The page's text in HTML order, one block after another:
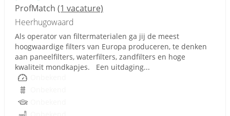
ProfMatch (1 vacature)
Heerhugowaard
Als operator van filtermaterialen ga jij de meest
hoogwaardige filters van Europa produceren, te denken
aan paneelfilters, waterfilters, zandfilters en hoge
kwaliteit mondkapjes. Een uitdaging...